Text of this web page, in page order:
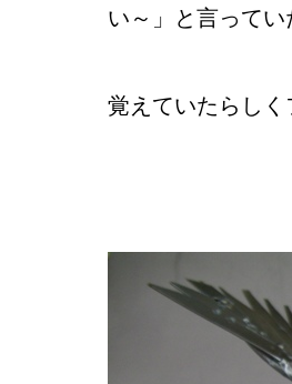
い～」と言ってい
覚えていたらし